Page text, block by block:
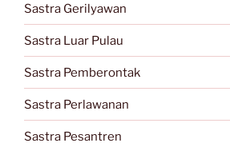
Sastra Gerilyawan
Sastra Luar Pulau
Sastra Pemberontak
Sastra Perlawanan
Sastra Pesantren